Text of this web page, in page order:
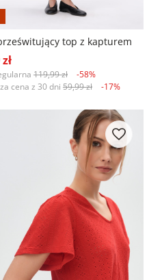
top z kapturem
119,99 zł
-58%
cena z 30 dni 59,99 zł -17%